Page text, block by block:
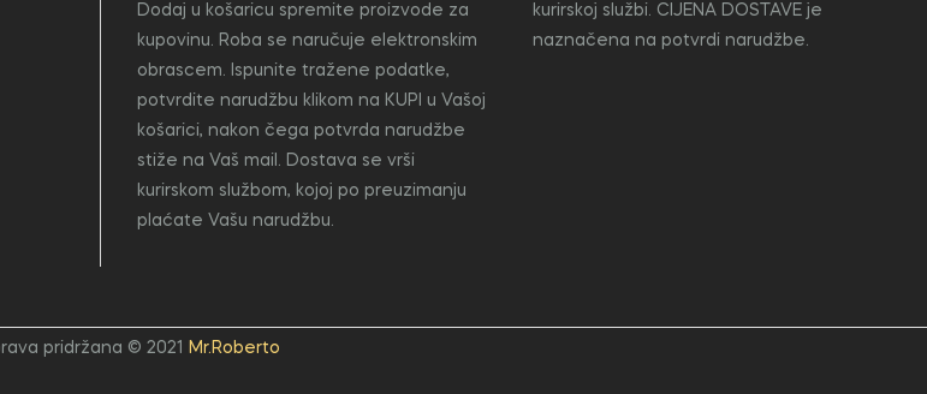
Dodaj u košaricu spremite proizvode za
kupovinu. Roba se naručuje elektronskim
obrascem. Ispunite tražene podatke,
potvrdite narudžbu klikom na KUPI u Vašoj
košarici, nakon čega potvrda narudžbe
stiže na Vaš mail. Dostava se vrši
kurirskom službom, kojoj po preuzimanju
plaćate Vašu narudžbu.
kurirskoj službi. CIJENA DOSTAVE je
naznačena na potvrdi narudžbe.
pridržana © 2021 Mr.Roberto